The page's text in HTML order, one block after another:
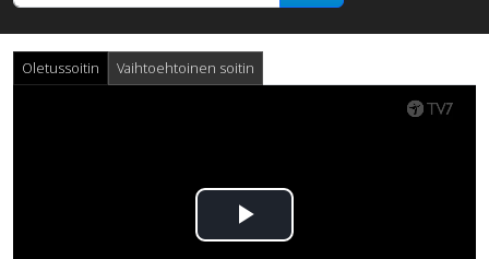
Oletussoitin Vaihtoehtoinen soitin
Toista